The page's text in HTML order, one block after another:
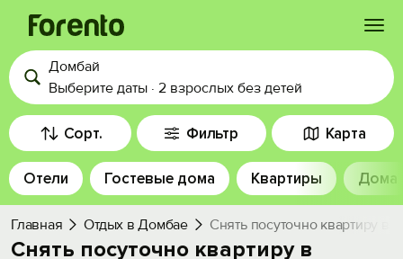
Войти
Избранное
История просмотра
Добавить свой объект
Домбай
Выберите даты · 2 взрослых без детей
Сорт. Фильтр Карта
Отели Гостевые дома Квартиры Дома
Главная Отдых в Домбае Снять посуточно квартиру в
Снять посуточно квартиру в